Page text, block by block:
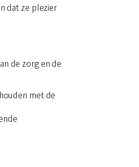
dat ze plezier
de zorg en de
met de